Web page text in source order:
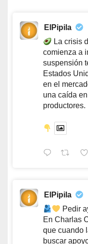
ElPipila
La crisis
comienza a
suspensión
Estados
en el
una caída
productores.
ElPipila
Pedir
En Charlas
que cuando
buscar